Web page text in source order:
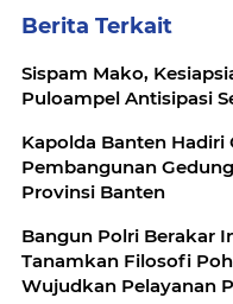
Berita Terkait
Sispam Mako,
Puloampel Antisipasi
Kapolda Banten
Pembangunan
Provinsi Banten
Bangun Polri Berakar
Tanamkan Filosofi
Wujudkan Pelayanan